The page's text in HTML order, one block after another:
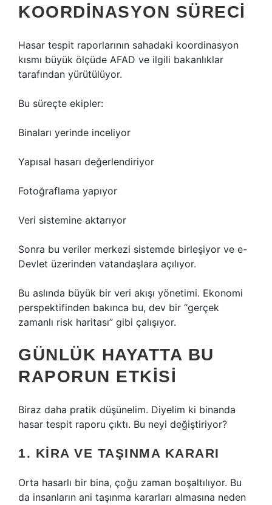
KOORDINASYON SÜRECI
Hasar tespit raporlarının sahadaki koordinasyon
kısmı büyük ölçüde AFAD ve ilgili bakanlıklar
tarafından yürütülüyor.
Bu süreçte ekipler:
Binaları yerinde inceliyor
Yapısal hasarı değerlendiriyor
Fotoğraflama yapıyor
Veri sistemine aktarıyor
Sonra bu veriler merkezi sistemde birleşiyor ve e-
Devlet üzerinden vatandaşlara açılıyor.
Bu aslında büyük bir veri akışı yönetimi. Ekonomi
perspektifinden bakınca bu, dev bir “gerçek
zamanlı risk haritası” gibi çalışıyor.
GÜNLÜK HAYATTA BU
RAPORUN ETKISI
Biraz daha pratik düşünelim. Diyelim ki binanda
hasar tespit raporu çıktı. Bu neyi değiştiriyor?
1. KIRA VE TAŞINMA KARARI
Orta hasarlı bir bina, çoğu zaman boşaltılıyor. Bu
da insanların ani taşınma kararları almasına neden